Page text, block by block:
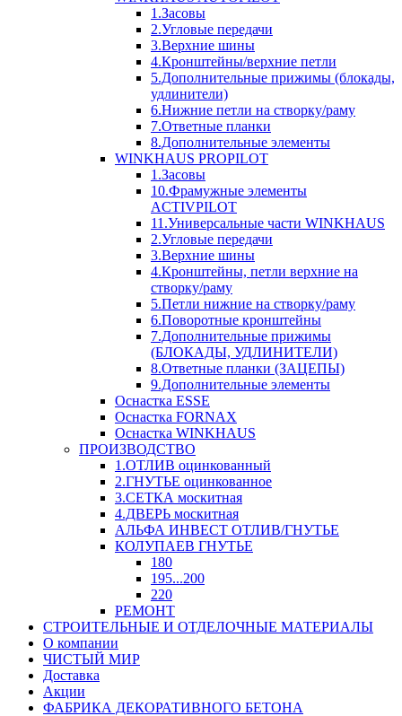
1.Засовы
2.Угловые передачи
3.Верхние шины
4.Кронштейны/верхние петли
5.Дополнительные прижимы (блокады,
удлинители)
6.Нижние петли на створку/раму
7.Ответные планки
8.Дополнительные элементы
WINKHAUS PROPILOT
1.Засовы
10.Фрамужные элементы
ACTIVPILOT
11.Универсальные части WINKHAUS
2.Угловые передачи
3.Верхние шины
4.Кронштейны, петли верхние на
створку/раму
5.Петли нижние на створку/раму
6.Поворотные кронштейны
7.Дополнительные прижимы
(БЛОКАДЫ, УДЛИНИТЕЛИ)
8.Ответные планки (ЗАЦЕПЫ)
9.Дополнительные элементы
Оснастка ESSE
Оснастка FORNAX
Оснастка WINKHAUS
ПРОИЗВОДСТВО
1.ОТЛИВ оцинкованный
2.ГНУТЬЕ оцинкованное
3.СЕТКА москитная
4.ДВЕРЬ москитная
АЛЬФА ИНВЕСТ ОТЛИВ/ГНУТЬЕ
КОЛУПАЕВ ГНУТЬЕ
180
195...200
220
РЕМОНТ
СТРОИТЕЛЬНЫЕ И ОТДЕЛОЧНЫЕ МАТЕРИАЛЫ
О компании
ЧИСТЫЙ МИР
Доставка
Акции
ФАБРИКА ДЕКОРАТИВНОГО БЕТОНА